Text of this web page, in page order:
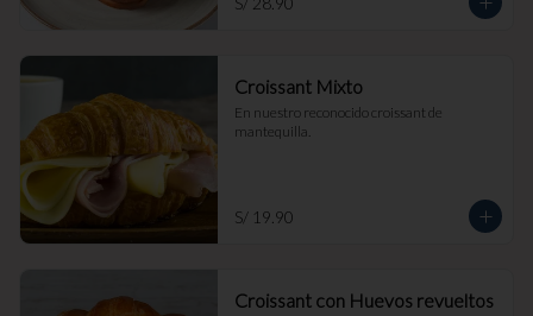
Croissant Mixto
En nuestro reconocido croissant de
mantequilla.
S/ 19.90
Croissant con Huevos revueltos